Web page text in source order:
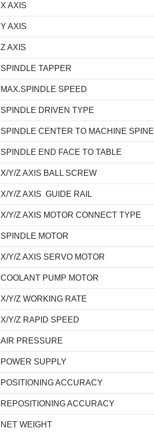
X AXIS
Y AXIS
Z AXIS
SPINDLE TAPPER
MAX.SPINDLE SPEED
SPINDLE DRIVEN TYPE
SPINDLE CENTER TO MACHINE SPINE
SPINDLE END FACE TO TABLE
X/Y/Z AXIS BALL SCREW
X/Y/Z AXIS GUIDE RAIL
X/Y/Z AXIS MOTOR CONNECT TYPE
SPINDLE MOTOR
X/Y/Z AXIS SERVO MOTOR
COOLANT PUMP MOTOR
X/Y/Z WORKING RATE
X/Y/Z RAPID SPEED
AIR PRESSURE
POWER SUPPLY
POSITIONING ACCURACY
REPOSITIONING ACCURACY
NET WEIGHT